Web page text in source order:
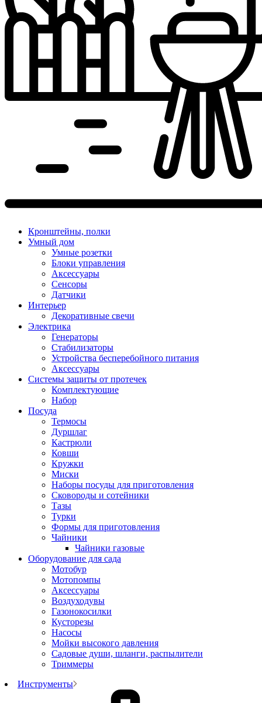
Кронштейны, полки
Умный дом
Умные розетки
Блоки управления
Аксессуары
Сенсоры
Датчики
Интерьер
Декоративные свечи
Электрика
Генераторы
Стабилизаторы
Устройства бесперебойного питания
Аксессуары
Системы защиты от протечек
Комплектующие
Набор
Посуда
Термосы
Дуршлаг
Кастрюли
Ковши
Кружки
Миски
Наборы посуды для приготовления
Сковороды и сотейники
Тазы
Турки
Формы для приготовления
Чайники
Чайники газовые
Оборудование для сада
Мотобур
Мотопомпы
Аксессуары
Воздуходувы
Газонокосилки
Кусторезы
Насосы
Мойки высокого давления
Садовые души, шланги, распылители
Триммеры
Инструменты